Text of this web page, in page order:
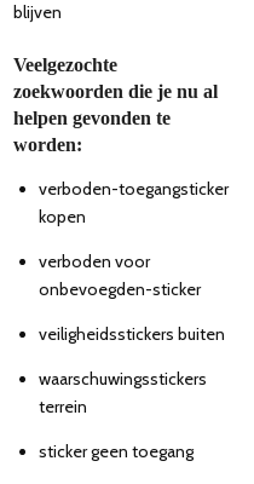
blijven
Veelgezochte
zoekwoorden die je nu al
helpen gevonden te
worden:
verboden-toegangsticker
kopen
verboden voor
onbevoegden-sticker
veiligheidsstickers buiten
waarschuwingsstickers
terrein
sticker geen toegang